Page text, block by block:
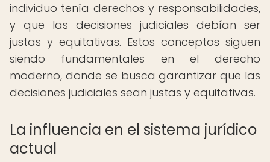
individuo tenía derechos y responsabilidades,
y que las decisiones judiciales debían ser
justas y equitativas. Estos conceptos siguen
siendo fundamentales en el derecho
moderno, donde se busca garantizar que las
decisiones judiciales sean justas y equitativas.
La influencia en el sistema jurídico
actual